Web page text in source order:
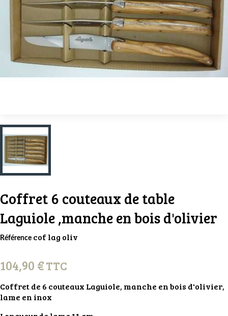
Coffret 6 couteaux de table
Laguiole ,manche en bois d'olivier
Référence cof lag oliv
104,90 €TTC
Coffret de 6 couteaux Laguiole, manche en bois d'olivier,
lame en inox